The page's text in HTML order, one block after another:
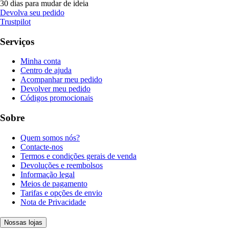
30 dias para mudar de ideia
Devolva seu pedido
Trustpilot
Serviços
Minha conta
Centro de ajuda
Acompanhar meu pedido
Devolver meu pedido
Códigos promocionais
Sobre
Quem somos nós?
Contacte-nos
Termos e condições gerais de venda
Devoluções e reembolsos
Informação legal
Meios de pagamento
Tarifas e opções de envio
Nota de Privacidade
Nossas lojas